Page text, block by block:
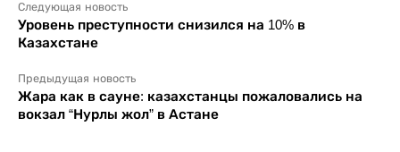
Следующая новость
Уровень преступности снизился на 10% в
Казахстане
Предыдущая новость
Жара как в сауне: казахстанцы пожаловались на
вокзал “Нурлы жол” в Астане